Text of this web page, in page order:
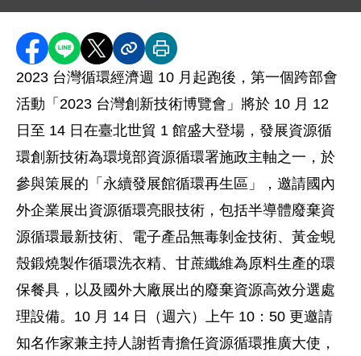
分享至 Facebook
分享到 LINE
分享到 X分享內容連結
列印本頁
2023 台灣循環經濟週 10 月起跑後，第一個跨部會
活動「2023 台灣創新技術博覽會」將於 10 月 12
日至 14 日在臺北世貿 1 館盛大登場，發展資源循
環創新技術為環境部資源循環署施政主軸之一，於
參與策展的「永續發展館循環再生區」，邀請國內
外企業展出資源循環亮眼技術，包括半導體廢棄資
源循環最新技術、電子產品無毒剝金技術、黃金蜆
殼鍛燒製作循環洗衣精、甘蔗纖維為原料生產的環
保餐具，以及國外大廠展出的廢棄資源高效分選處
理設備。10 月 14 日（週六）上午 10：50 更邀請
知名作家兼主持人謝哲青擔任資源循環推廣大使，